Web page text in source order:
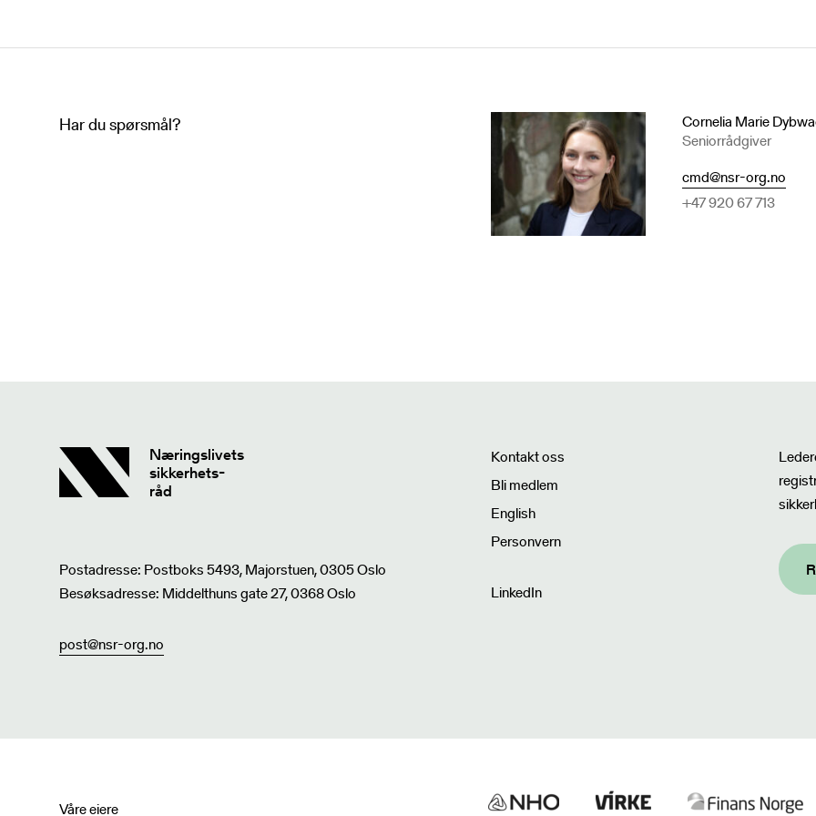
Har du spørsmål?
Cornelia Marie
Seniorrådgiver
cmd@nsr-org.no
+47 920 67 713
Næringslivets
sikkerhets-
råd
Postadresse: Postboks 5493, Majorstuen, 0305 Oslo
Besøksadresse: Middelthuns gate 27, 0368 Oslo
post@nsr-org.no
Kontakt oss
Bli medlem
English
Personvern
LinkedIn
Våre eiere